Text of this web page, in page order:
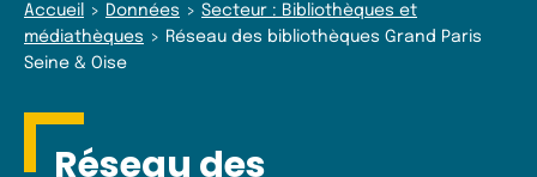
Accueil Données
Secteur : Bibliothèques et
médiathèques
Réseau des bibliothèques Grand Paris
Seine & Oise
Réseau des